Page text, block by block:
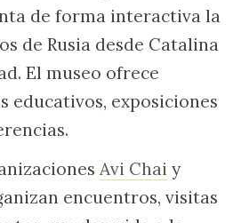
de forma interactiva la
de Rusia desde Catalina
El museo ofrece
educativos, exposiciones
Avi Chai y
encuentros, visitas